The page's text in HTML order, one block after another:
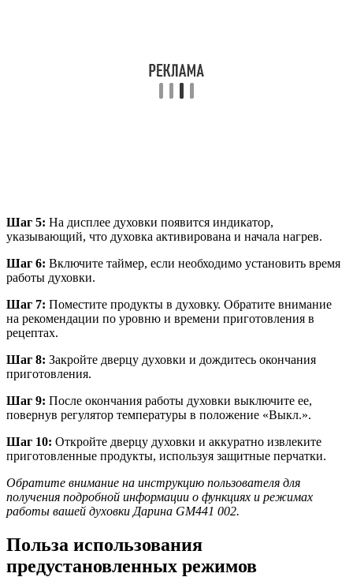
Шаг 5: На дисплее духовки появится индикатор,
указывающий, что духовка активирована и начала нагрев.
Шаг 6: Включите таймер, если необходимо установить время
работы духовки.
Шаг 7: Поместите продукты в духовку. Обратите внимание
на рекомендации по уровню и времени приготовления в
рецептах.
Шаг 8: Закройте дверцу духовки и дождитесь окончания
приготовления.
Шаг 9: После окончания работы духовки выключите ее,
повернув регулятор температуры в положение «Выкл.».
Шаг 10: Откройте дверцу духовки и аккуратно извлеките
приготовленные продукты, используя защитные перчатки.
Обратите внимание на инструкцию пользователя для
получения подробной информации о функциях и режимах
работы вашей духовки Дарина GM441 002.
Польза использования
предустановленных режимов